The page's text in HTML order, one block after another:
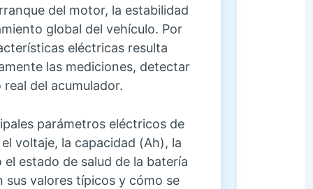
del motor, la estabilidad
global del vehículo. Por
eléctricas resulta
las mediciones, detectar
del acumulador.
parámetros eléctricos de
voltaje, la capacidad (Ah), la
estado de salud de la batería
sus valores típicos y cómo se